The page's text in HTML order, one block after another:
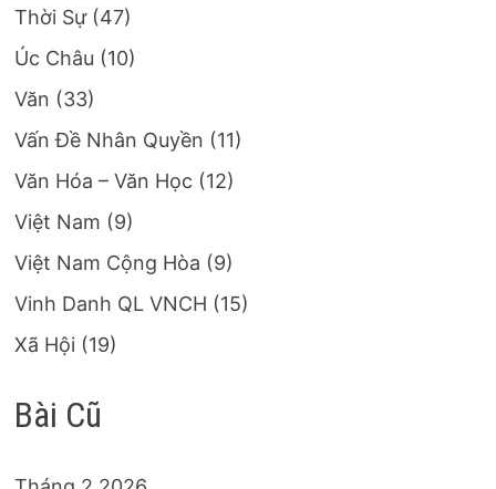
Thời Sự(47)
Úc Châu (10)
Văn (33)
Vấn Đề Nhân Quyền (11)
Văn Hóa – Văn Học (12)
Việt Nam (9)
Việt Nam Cộng Hòa (9)
Vinh Danh QL VNCH (15)
Xã Hội (19)
Bài Cũ